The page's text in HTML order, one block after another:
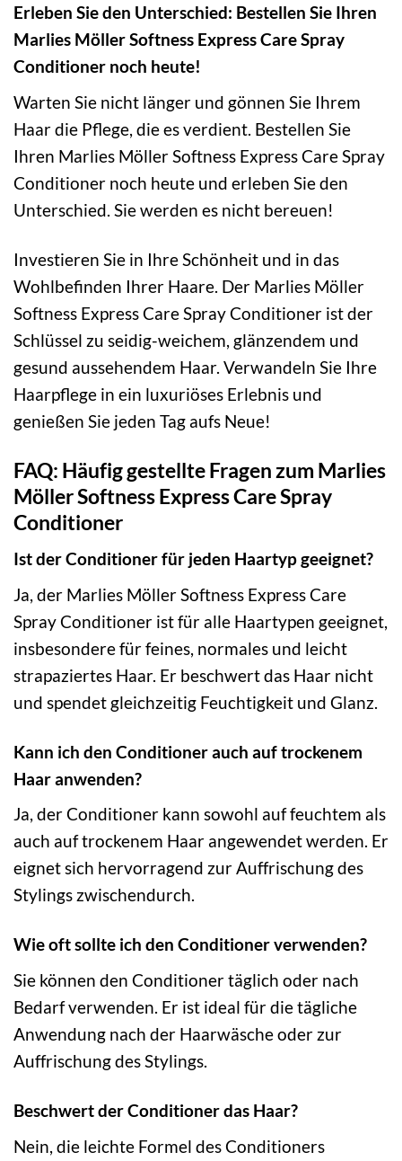
Erleben Sie den Unterschied: Bestellen Sie Ihren
Marlies Möller Softness Express Care Spray
Conditioner noch heute!
Warten Sie nicht länger und gönnen Sie Ihrem
Haar die Pflege, die es verdient. Bestellen Sie
Ihren Marlies Möller Softness Express Care Spray
Conditioner noch heute und erleben Sie den
Unterschied. Sie werden es nicht bereuen!
Investieren Sie in Ihre Schönheit und in das
Wohlbefinden Ihrer Haare. Der Marlies Möller
Softness Express Care Spray Conditioner ist der
Schlüssel zu seidig-weichem, glänzendem und
gesund aussehendem Haar. Verwandeln Sie Ihre
Haarpflege in ein luxuriöses Erlebnis und
genießen Sie jeden Tag aufs Neue!
FAQ: Häufig gestellte Fragen zum Marlies
Möller Softness Express Care Spray
Conditioner
Ist der Conditioner für jeden Haartyp geeignet?
Ja, der Marlies Möller Softness Express Care
Spray Conditioner ist für alle Haartypen geeignet,
insbesondere für feines, normales und leicht
strapaziertes Haar. Er beschwert das Haar nicht
und spendet gleichzeitig Feuchtigkeit und Glanz.
Kann ich den Conditioner auch auf trockenem
Haar anwenden?
Ja, der Conditioner kann sowohl auf feuchtem als
auch auf trockenem Haar angewendet werden. Er
eignet sich hervorragend zur Auffrischung des
Stylings zwischendurch.
Wie oft sollte ich den Conditioner verwenden?
Sie können den Conditioner täglich oder nach
Bedarf verwenden. Er ist ideal für die tägliche
Anwendung nach der Haarwäsche oder zur
Auffrischung des Stylings.
Beschwert der Conditioner das Haar?
Nein, die leichte Formel des Conditioners